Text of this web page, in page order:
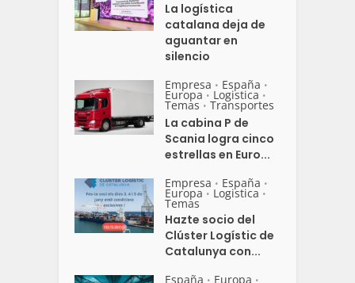
La logística
catalana deja de
aguantar en
silencio
Empresa • España •
Europa • Logistica •
Temas • Transportes
La cabina P de
Scania logra cinco
estrellas en Euro...
Empresa • España •
Europa • Logistica •
Temas
Hazte socio del
Clúster Logístic de
Catalunya con...
España Europa